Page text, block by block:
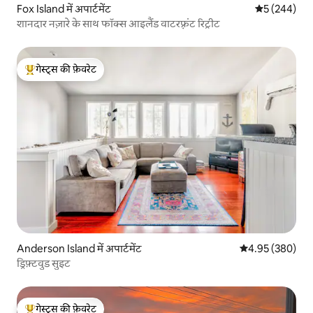
Fox Island में अपार्टमेंट औसत रेटिंग 5
5 (244)
शानदार नज़ारे के साथ फॉक्स आइलैंड वाटरफ़्रंट रिट्रीट
गेस्ट्स का टॉप फ़ेवरेट
गेस्ट्स की फ़ेवरेट
Anderson Island में अपार्टमेंट औसत रेटिंग 5 में से
4.95 (380)
ड्रिफ़्टवुड सुइट
गेस्ट्स की फ़ेवरेट